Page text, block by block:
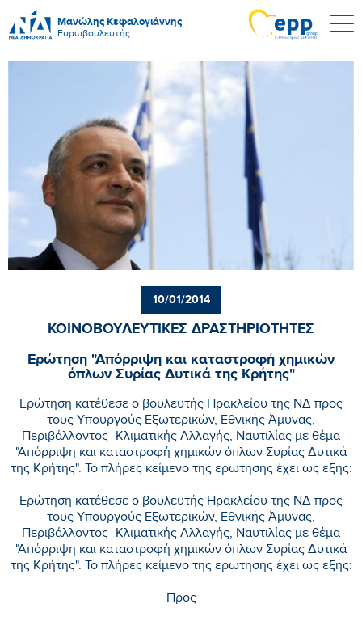
Μανώλης Κεφαλογιάννης
Ευρωβουλευτής
10/01/2014
ΚΟΙΝΟΒΟΥΛΕΥΤΙΚΕΣ ΔΡΑΣΤΗΡΙΟΤΗΤΕΣ
Ερώτηση "Απόρριψη και καταστροφή χημικών
όπλων Συρίας Δυτικά της Κρήτης"
Ερώτηση κατέθεσε ο βουλευτής Ηρακλείου της ΝΔ προς
τους Υπουργούς Εξωτερικών, Εθνικής Άμυνας,
Περιβάλλοντος- Κλιματικής Αλλαγής, Ναυτιλίας με θέμα
"Απόρριψη και καταστροφή χημικών όπλων Συρίας Δυτικά
της Κρήτης". Το πλήρες κείμενο της ερώτησης έχει ως εξής:
Ερώτηση κατέθεσε ο βουλευτής Ηρακλείου της ΝΔ προς
τους Υπουργούς Εξωτερικών, Εθνικής Άμυνας,
Περιβάλλοντος- Κλιματικής Αλλαγής, Ναυτιλίας με θέμα
"Απόρριψη και καταστροφή χημικών όπλων Συρίας Δυτικά
της Κρήτης". Το πλήρες κείμενο της ερώτησης έχει ως εξής:
Προς